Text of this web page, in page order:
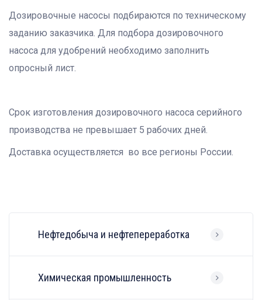
Дозировочные насосы подбираются по техническому
заданию заказчика. Для подбора дозировочного
насоса для удобрений необходимо заполнить
опросный лист.
Срок изготовления дозировочного насоса серийного
производства не превышает 5 рабочих дней.
Доставка осуществляется во все регионы России.
Нефтедобыча и нефтепереработка
Химическая промышленность